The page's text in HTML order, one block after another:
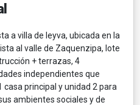
a villa de leyva, ubicada en la
al valle de Zaquenzipa, lote
+ terrazas, 4
independientes que
principal y unidad 2 para
ambientes sociales y de